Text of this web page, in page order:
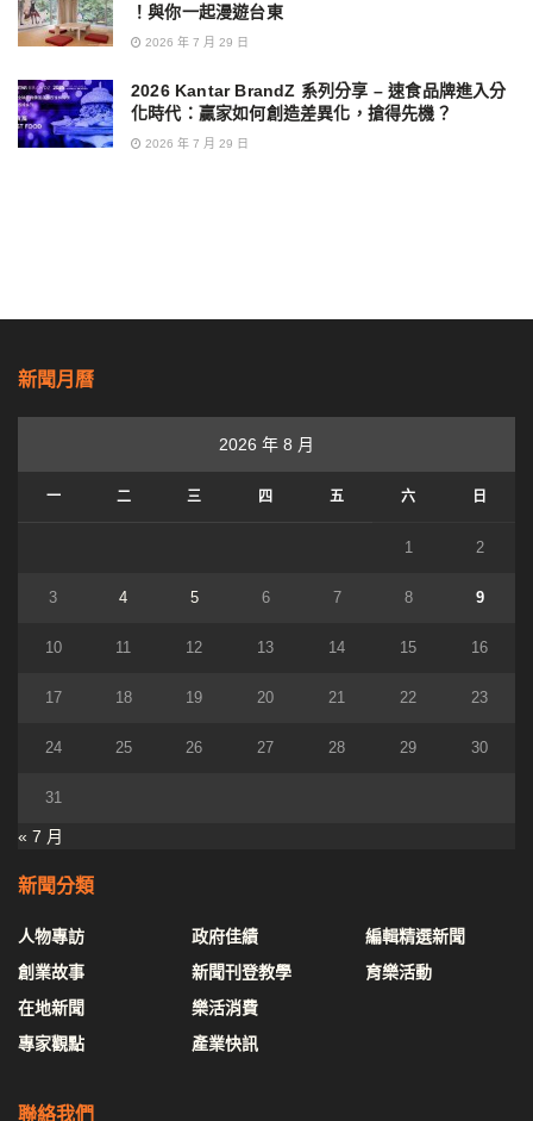
！與你一起漫遊台東
2026 年 7 月 29 日
2026 Kantar BrandZ 系列分享 – 速食品牌進入分
化時代：贏家如何創造差異化，搶得先機？
2026 年 7 月 29 日
新聞月曆
2026 年 8 月
一 二 三 四 五 六 日
1 2
3 4 5 6 7 8 9
10 11 12 13 14 15 16
17 18 19 20 21 22 23
24 25 26 27 28 29 30
31
« 7 月
新聞分類
人物專訪
創業故事
在地新聞
專家觀點
政府佳績
新聞刊登教學
樂活消費
產業快訊
編輯精選新聞
育樂活動
聯絡我們